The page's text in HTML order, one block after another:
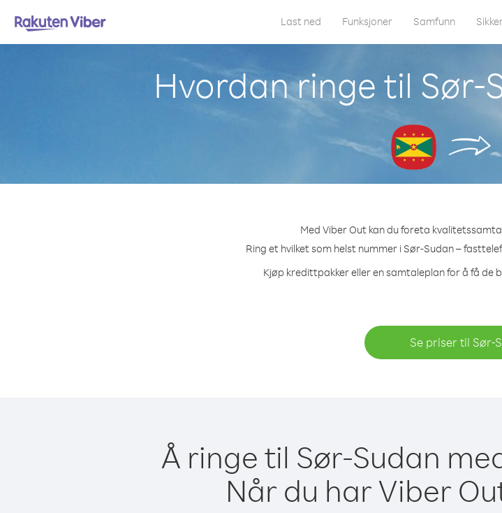
Last ned Funksjoner Samfunn
Hvordan ringe til
Med Viber Out kan du foreta
Ring et hvilket som helst nummer i Sør-Sudan –
Kjøp kredittpakker eller en samtaleplan for å få de
Se priser til Sør-
Å ringe til Sør-Sudan
Når du har Viber